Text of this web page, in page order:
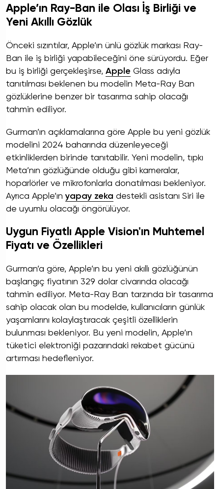
Apple’ın Ray-Ban ile Olası İş Birliği ve
Yeni Akıllı Gözlük
Önceki sızıntılar, Apple’ın ünlü gözlük markası Ray-
Ban ile iş birliği yapabileceğini öne sürüyordu. Eğer
bu iş birliği gerçekleşirse, Apple Glass adıyla
tanıtılması beklenen bu modelin Meta-Ray Ban
gözlüklerine benzer bir tasarıma sahip olacağı
tahmin ediliyor.
Gurman’ın açıklamalarına göre Apple bu yeni gözlük
modelini 2024 baharında düzenleyeceği
etkinliklerden birinde tanıtabilir. Yeni modelin, tıpkı
Meta’nın gözlüğünde olduğu gibi kameralar,
hoparlörler ve mikrofonlarla donatılması bekleniyor.
Ayrıca Apple’ınyapay zeka destekli asistanı Siri ile
de uyumlu olacağı öngörülüyor.
Uygun Fiyatlı Apple Vision'ın Muhtemel
Fiyatı ve Özellikleri
Gurman’a göre, Apple’ın bu yeni akıllı gözlüğünün
başlangıç fiyatının 329 dolar civarında olacağı
tahmin ediliyor. Meta-Ray Ban tarzında bir tasarıma
sahip olacak olan bu modelde, kullanıcıların günlük
yaşamlarını kolaylaştıracak çeşitli özelliklerin
bulunması bekleniyor. Bu yeni modelin, Apple’ın
tüketici elektroniği pazarındaki rekabet gücünü
artırması hedefleniyor.